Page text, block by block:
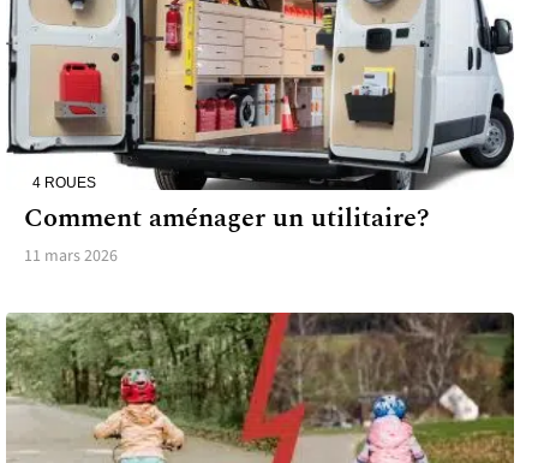
4 ROUES
Comment aménager un utilitaire?
11 mars 2026